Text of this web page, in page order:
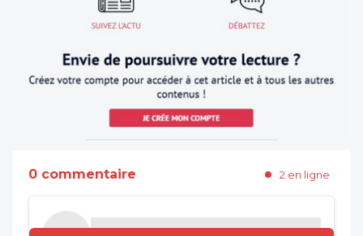
0 commentaire 2 en ligne